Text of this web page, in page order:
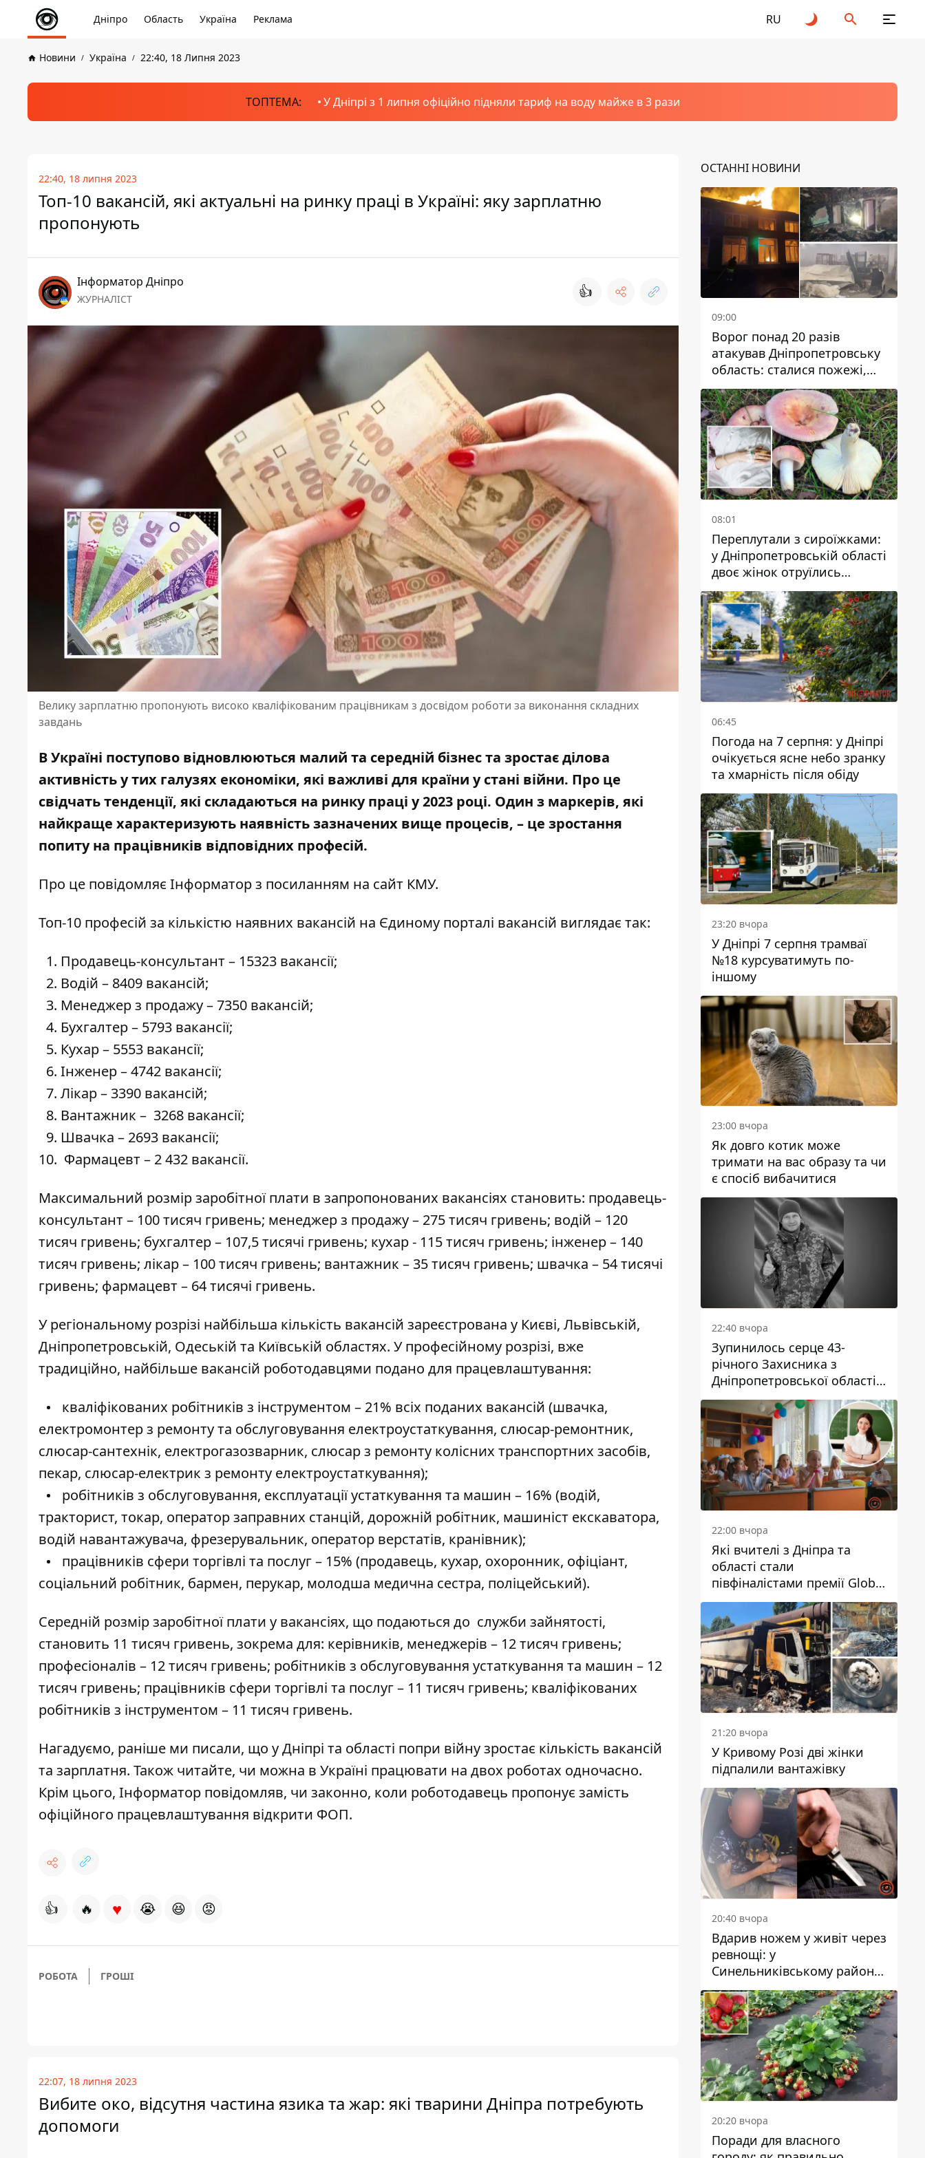
Дніпро Область Україна Реклама RU
Новини Україна 22:40, 18 Липня 2023
ТОПТЕМА: У Дніпрі з 1 липня офіційно підняли тариф на воду майже в 3 рази
22:40, 18 липня 2023
Топ-10 вакансій, які актуальні на ринку праці в Україні: яку зарплатню
пропонують
Інформатор Дніпро
ЖУРНАЛІСТ 👍
Велику зарплатню пропонують високо кваліфікованим працівникам з досвідом роботи за виконання складних
завдань
В Україні поступово відновлюються малий та середній бізнес та зростає ділова
активність у тих галузях економіки, які важливі для країни у стані війни. Про це
свідчать тенденції, які складаються на ринку праці у 2023 році. Один з маркерів, які
найкраще характеризують наявність зазначених вище процесів, – це зростання
попиту на працівників відповідних професій.
Про це повідомляє Інформатор з посиланням на сайт КМУ.
Топ-10 професій за кількістю наявних вакансій на Єдиному порталі вакансій виглядає так:
Продавець-консультант – 15323 вакансії;
Водій – 8409 вакансій;
Менеджер з продажу – 7350 вакансій;
Бухгалтер – 5793 вакансії;
Кухар – 5553 вакансії;
Інженер – 4742 вакансії;
Лікар – 3390 вакансій;
Вантажник – 3268 вакансії;
Швачка – 2693 вакансії;
Фармацевт – 2 432 вакансії.
Максимальний розмір заробітної плати в запропонованих вакансіях становить: продавець-
консультант – 100 тисяч гривень; менеджер з продажу – 275 тисяч гривень; водій – 120
тисяч гривень; бухгалтер – 107,5 тисячі гривень; кухар - 115 тисяч гривень; інженер – 140
тисяч гривень; лікар – 100 тисяч гривень; вантажник – 35 тисяч гривень; швачка – 54 тисячі
гривень; фармацевт – 64 тисячі гривень.
У регіональному розрізі найбільша кількість вакансій зареєстрована у Києві, Львівській,
Дніпропетровській, Одеській та Київській областях. У професійному розрізі, вже
традиційно, найбільше вакансій роботодавцями подано для працевлаштування:
кваліфікованих робітників з інструментом – 21% всіх поданих вакансій (швачка,
електромонтер з ремонту та обслуговування електроустаткування, слюсар-ремонтник,
слюсар-сантехнік, електрогазозварник, слюсар з ремонту колісних транспортних засобів,
пекар, слюсар-електрик з ремонту електроустаткування);
робітників з обслуговування, експлуатації устаткування та машин – 16% (водій,
тракторист, токар, оператор заправних станцій, дорожній робітник, машиніст екскаватора,
водій навантажувача, фрезерувальник, оператор верстатів, кранівник);
працівників сфери торгівлі та послуг – 15% (продавець, кухар, охоронник, офіціант,
соціальний робітник, бармен, перукар, молодша медична сестра, поліцейський).
Середній розмір заробітної плати у вакансіях, що подаються до служби зайнятості,
становить 11 тисяч гривень, зокрема для: керівників, менеджерів – 12 тисяч гривень;
професіоналів – 12 тисяч гривень; робітників з обслуговування устаткування та машин – 12
тисяч гривень; працівників сфери торгівлі та послуг – 11 тисяч гривень; кваліфікованих
робітників з інструментом – 11 тисяч гривень.
Нагадуємо, раніше ми писали, що у Дніпрі та області попри війну зростає кількість вакансій
та зарплатня. Також читайте, чи можна в Україні працювати на двох роботах одночасно.
Крім цього, Інформатор повідомляв, чи законно, коли роботодавець пропонує замість
офіційного працевлаштування відкрити ФОП.
👍 🔥 ♥ 😭 😆 😡
РОБОТА ГРОШІ
22:07, 18 липня 2023
Вибите око, відсутня частина язика та жар: які тварини Дніпра потребують
допомоги
ОСТАННІ НОВИНИ
09:00
Ворог понад 20 разів
атакував Дніпропетровську
область: сталися пожежі,
постраждали будинки,
інфраструктура та авто
08:01
Переплутали з сироїжками:
у Дніпропетровській області
двоє жінок отруїлись
грибами
06:45
Погода на 7 серпня: у Дніпрі
очікується ясне небо зранку
та хмарність після обіду
23:20 вчора
У Дніпрі 7 серпня трамваї
№18 курсуватимуть по-
іншому
23:00 вчора
Як довго котик може
тримати на вас образу та чи
є спосіб вибачитися
22:40 вчора
Зупинилось серце 43-
річного Захисника з
Дніпропетровської області
Євгена Зінченка
22:00 вчора
Які вчителі з Дніпра та
області стали
півфіналістами премії Global
Teacher Prize Ukraine 2026
21:20 вчора
У Кривому Розі дві жінки
підпалили вантажівку
20:40 вчора
Вдарив ножем у живіт через
ревнощі: у
Синельниківському районі
затримали 49-річного
чоловіка за вбивство
20:20 вчора
Поради для власного